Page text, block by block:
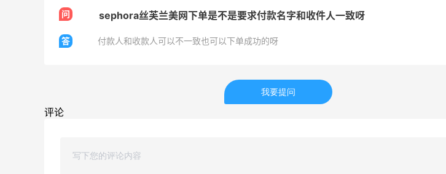
问 sephora丝芙兰美网下单是不是要求付款名字和收件人一致呀
答 付款人和收款人可以不一致也可以下单成功的呀
我要提问
评论